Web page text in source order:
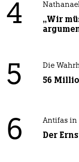
4
„Wir
5 Die
56
6 Antifas in
Der